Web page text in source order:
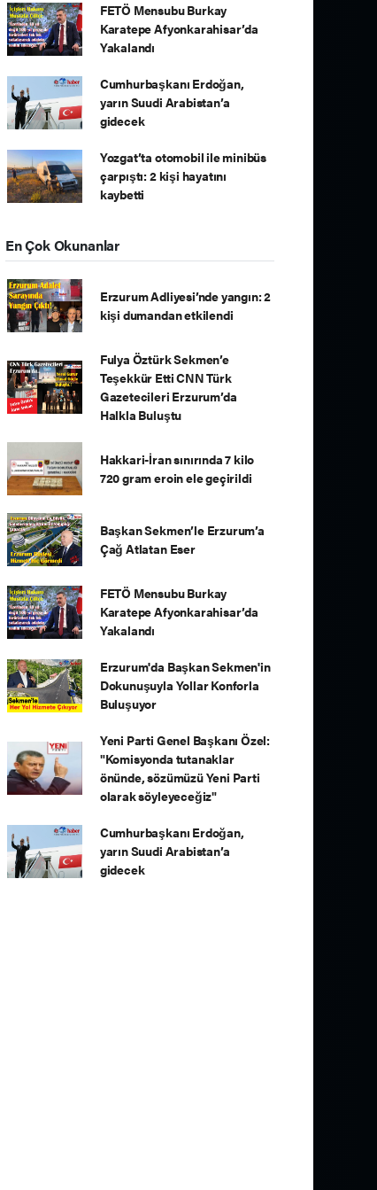
FETÖ Mensubu Burkay
Karatepe Afyonkarahisar’da
Yakalandı
Cumhurbaşkanı Erdoğan,
yarın Suudi Arabistan’a
gidecek
Yozgat’ta otomobil ile minibüs
çarpıştı: 2 kişi hayatını
kaybetti
En Çok Okunanlar
Erzurum Adliyesi’nde yangın: 2
kişi dumandan etkilendi
Fulya Öztürk Sekmen’e
Teşekkür Etti CNN Türk
Gazetecileri Erzurum’da
Halkla Buluştu
Hakkari-İran sınırında 7 kilo
720 gram eroin ele geçirildi
Başkan Sekmen’le Erzurum’a
Çağ Atlatan Eser
FETÖ Mensubu Burkay
Karatepe Afyonkarahisar’da
Yakalandı
Erzurum'da Başkan Sekmen'in
Dokunuşuyla Yollar Konforla
Buluşuyor
Yeni Parti Genel Başkanı Özel:
"Komisyonda tutanaklar
önünde, sözümüzü Yeni Parti
olarak söyleyeceğiz"
Cumhurbaşkanı Erdoğan,
yarın Suudi Arabistan’a
gidecek